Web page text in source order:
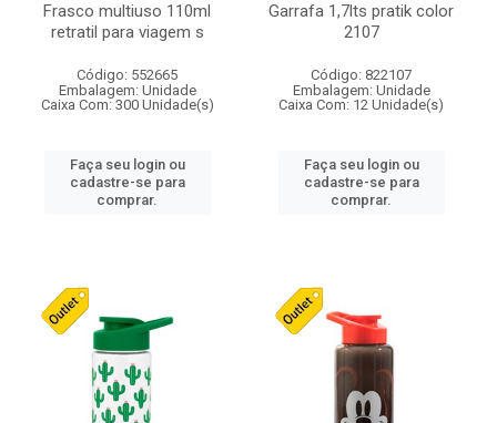
Frasco multiuso 110ml
retratil para viagem s
Código: 552665
Embalagem: Unidade
Caixa Com: 300 Unidade(s)
Faça seu login ou
cadastre-se para
comprar.
Garrafa 1,7lts pratik color
2107
Código: 822107
Embalagem: Unidade
Caixa Com: 12 Unidade(s)
Faça seu login ou
cadastre-se para
comprar.